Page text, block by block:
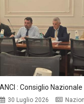
ANCI : Consiglio Nazionale
30 Luglio 2026